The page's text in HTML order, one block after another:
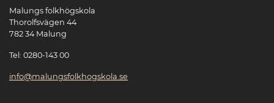
Malungs folkhögskola
Thorolfsvägen 44
782 34 Malung
Tel: 0280-143 00
info@malungsfolkhogskola.se